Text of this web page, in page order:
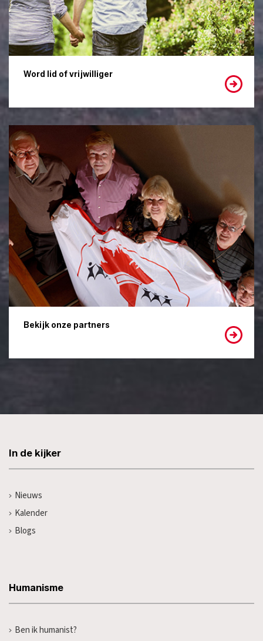
Word lid of vrijwilliger
Bekijk onze partners
In de kijker
Nieuws
Kalender
Blogs
Humanisme
Ben ik humanist?